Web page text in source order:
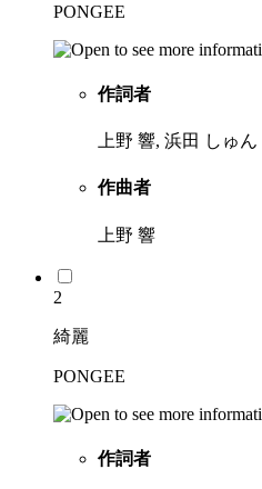
PONGEE
作詞者
上野 響, 浜田 しゅん
作曲者
上野 響
2
綺麗
PONGEE
作詞者